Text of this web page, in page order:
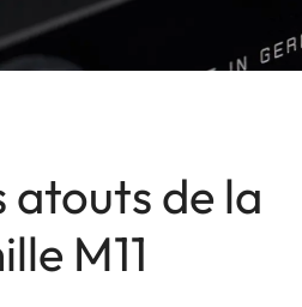
atouts de la
M11